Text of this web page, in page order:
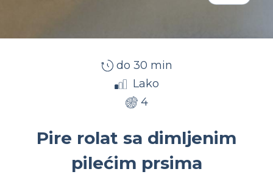
do 30 min
Lako
4
Pire rolat sa dimljenim
pilećim prsima